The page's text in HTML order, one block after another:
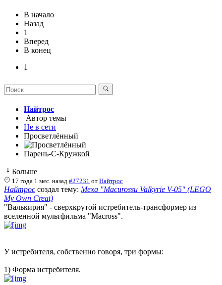
В начало
Назад
1
Вперед
В конец
1
Найтрос
Автор темы
Не в сети
Просветлённый
Парень-С-Кружкой
Больше
17 года 1 мес. назад #27231 отНайтрос
Найтрос создал тему: Меха "Macurossu Valkyrie V-05" (LEGO
My Own Creat)
"Валькирия" - сверхкрутой истребитель-трансформер из
вселенной мультфильма "Macross".
У истребителя, собственно говоря, три формы:
1) Форма истребителя.